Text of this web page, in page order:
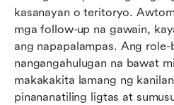
kasanayan o teritoryo.
mga follow-up na gawain,
ang napapalampas. Ang
nangangahulugan na bawat
makakakita lamang ng
pinananatiling ligtas at